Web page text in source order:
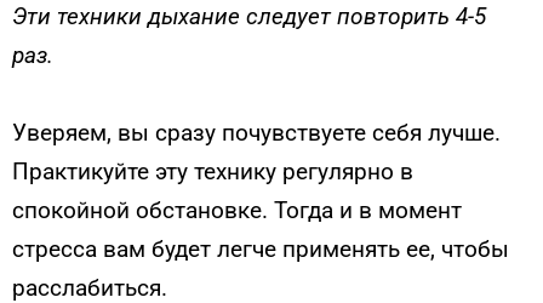
Эти техники дыхание следует повторить 4-5
раз.
Уверяем, вы сразу почувствуете себя лучше.
Практикуйте эту технику регулярно в
спокойной обстановке. Тогда и в момент
стресса вам будет легче применять ее, чтобы
расслабиться.